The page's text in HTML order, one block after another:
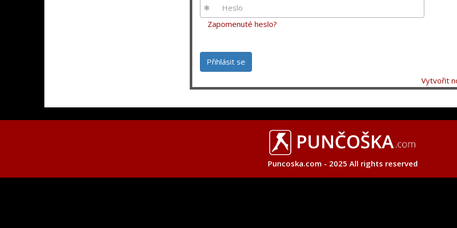
Zapomenuté heslo?
Přihlásit se
Vytvořit
Puncoska.com - 2025 All rights reserved